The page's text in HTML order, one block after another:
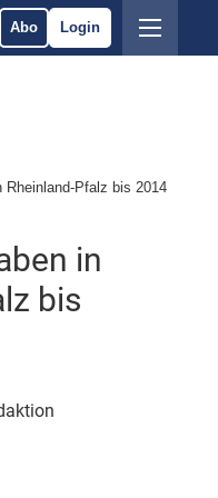
Abo Login
Rheinland-Pfalz bis 2014
in
bis